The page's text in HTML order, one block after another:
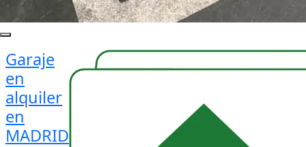
Garaje
en
alquiler
en
MADRID